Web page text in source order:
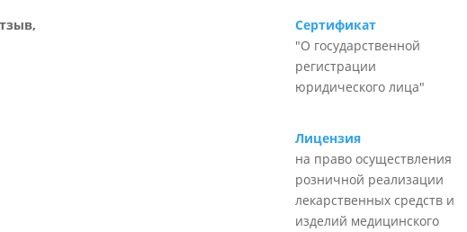
Сертификат
"О государственной
регистрации
юридического лица"
Лицензия
на право осуществления
розничной реализации
лекарственных средств и
изделий медицинского